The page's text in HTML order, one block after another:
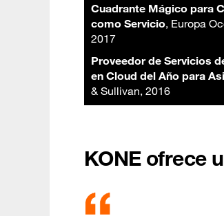
Cuadrante Mágico para
como Servicio, Europa
2017
Proveedor de Servicios
en Cloud del Año para
& Sullivan, 2016
KONE ofrece